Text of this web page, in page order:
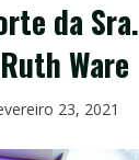
da Sra.
Ware
23, 2021